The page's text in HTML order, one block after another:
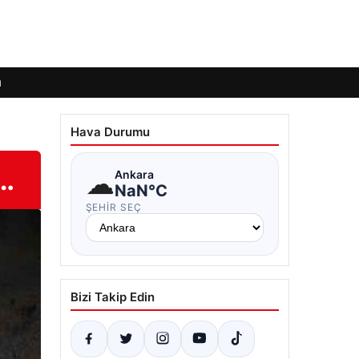
Hava Durumu
☁Ankara
NaN°C
ŞEHIR SEÇ
Bizi Takip Edin